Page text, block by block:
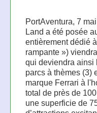
PortAventura, 7
Land a été posée
entièrement dédié
rampante »)
qui deviendra ainsi
parcs à thèmes (3)
marque Ferrari à
total de près de
une superficie de